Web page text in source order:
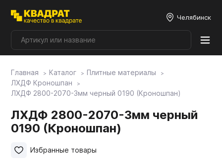
Челябинск
Плитные материалы
Главная Каталог
Плитные материалы
ЛХДФ Кроношпан
ЛХДФ 2800-2070-3мм черный 0190 (Кроношпан)
ЛХДФ 2800-2070-3мм черный
0190 (Кроношпан)
Избранные товары